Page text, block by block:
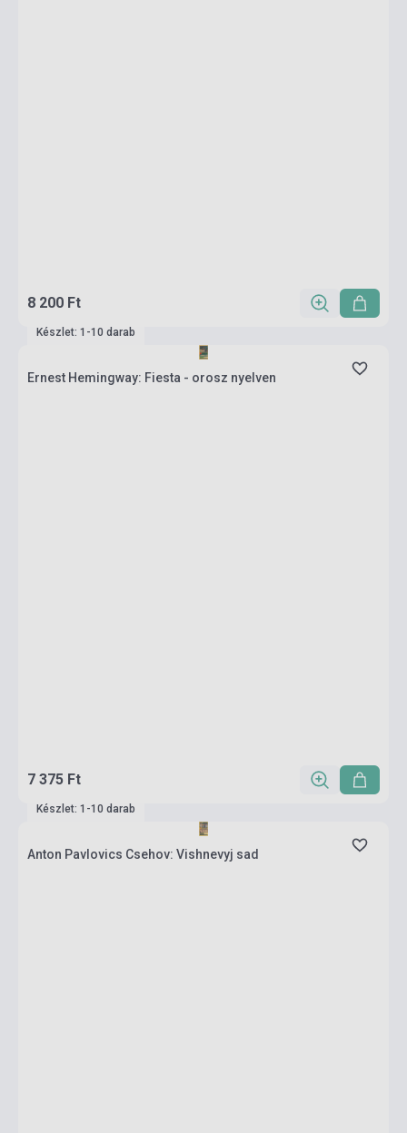
8 200 Ft
Készlet: 1-10 darab
Ernest Hemingway: Fiesta - orosz nyelven
7 375 Ft
Készlet: 1-10 darab
Anton Pavlovics Csehov: Vishnevyj sad